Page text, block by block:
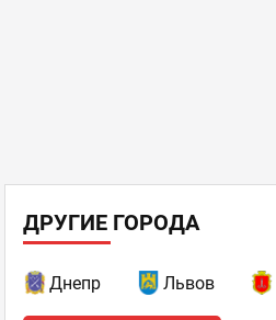
ДРУГИЕ ГОРОДА
Днепр Львов